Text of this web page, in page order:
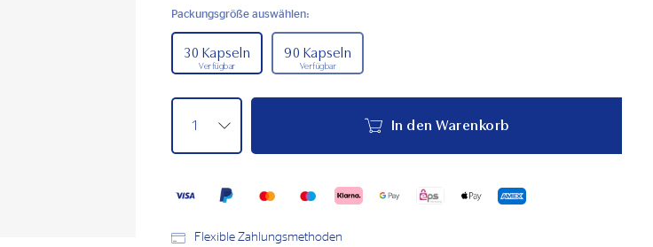
Packungsgröße auswählen:
30 Kapseln
Verfügbar
90 Kapseln
Verfügbar
In den Warenkorb
Flexible Zahlungsmethoden